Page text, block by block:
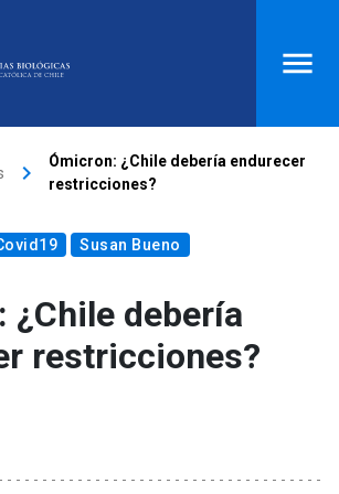
Donaciones launch
Correo launch
keyboard_arrow_down
keyboard_arrow_right
Ómicron: ¿Chile debería endurecer
restricciones?
Susan Bueno
¿Chile debería
restricciones?